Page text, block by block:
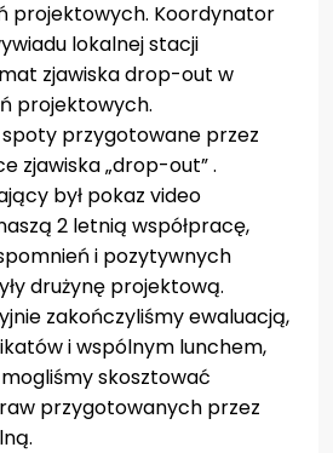
projektowych. Koordynator
lokalnej stacji
zjawiska drop-out w
projektowych.
przygotowane przez
zjawiska „drop-out” .
był pokaz video
2 letnią współpracę,
i pozytywnych
drużynę projektową.
zakończyliśmy ewaluacją,
i wspólnym lunchem,
skosztować
przygotowanych przez